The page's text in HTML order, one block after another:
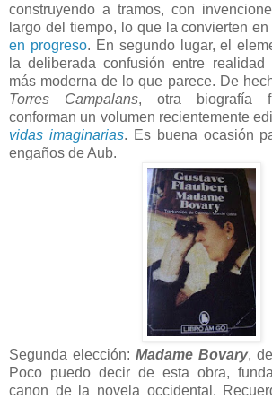
construyendo a tramos, con
largo del tiempo, lo que la convierten
en progreso. En segundo lugar, el
la deliberada confusión entre
más moderna de lo que parece. De
Torres Campalans, otra biografía
conforman un volumen recientemente
vidas imaginarias. Es buena ocasión
engaños de Aub.
Segunda elección: Madame Bovary,
Poco puedo decir de esta obra,
canon de la novela occidental.